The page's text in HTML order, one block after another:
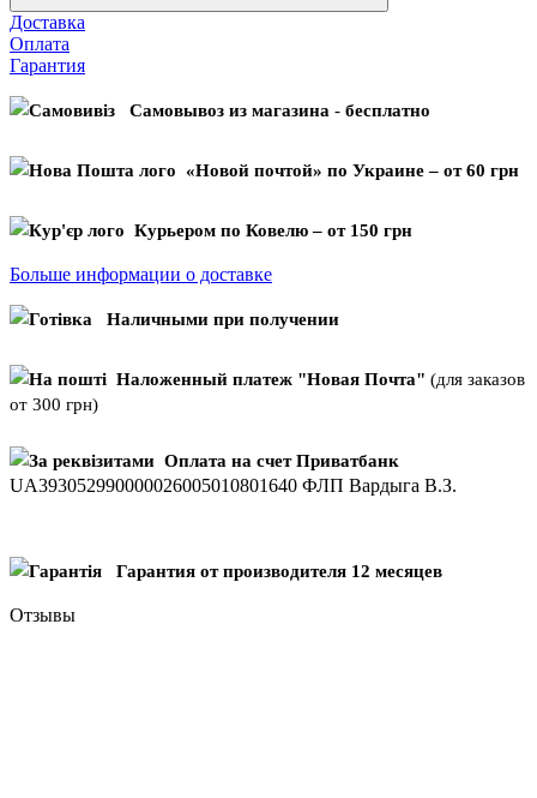
Доставка
Оплата
Гарантия
Cамовывоз из магазина - бесплатно
«Новой почтой» по Украине – от 60 грн
Курьером по Ковелю – от 150 грн
Больше информации о доставке
Наличными при получении
Наложенный платеж "Новая Почта" (для заказов
от 300 грн)
Оплата на счет Приватбанк
UA393052990000026005010801640 ФЛП Вардыга В.З.
Гарантия от производителя 12 месяцев
Отзывы